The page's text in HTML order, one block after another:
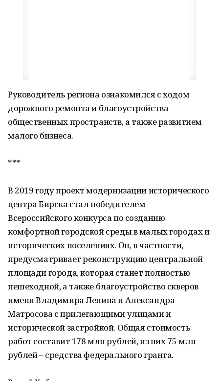
Руководитель региона ознакомился с ходом
дорожного ремонта и благоустройства
общественных пространств, а также развитием
малого бизнеса.
***
В 2019 году проект модернизации исторического
центра Бирска стал победителем
Всероссийского конкурса по созданию
комфортной городской среды в малых городах и
исторических поселениях. Он, в частности,
предусматривает реконструкцию центральной
площади города, которая станет полностью
пешеходной, а также благоустройство скверов
имени Владимира Ленина и Александра
Матросова с прилегающими улицами и
исторической застройкой. Общая стоимость
работ составит 178 млн рублей, из них 75 млн
рублей – средства федерального гранта.